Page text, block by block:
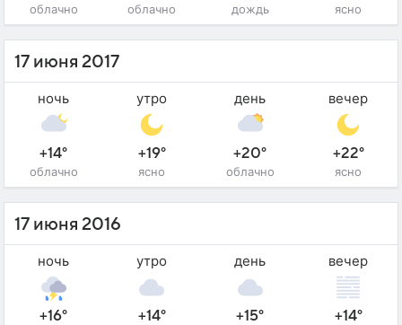
облачно облачно дождь ясно
17 июня 2017
ночь
+14°
облачно
утро
+19°
ясно
день
+20°
облачно
вечер
+22°
ясно
17 июня 2016
ночь
+16°
утро
+14°
день
+15°
вечер
+14°